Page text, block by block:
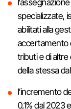
specializzate,
abilitati alla
accertamento
tributi e di
della stessa
l’incremento
0,1% dal 2023